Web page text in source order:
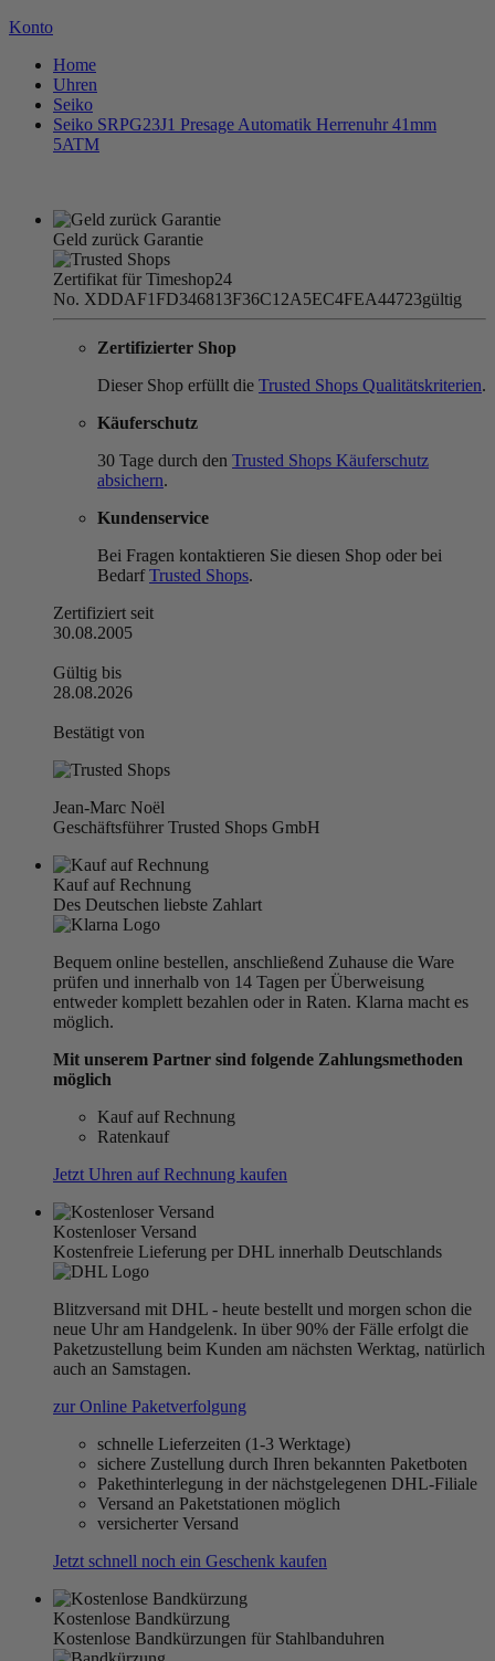
Konto
Home
Uhren
Seiko
Seiko SRPG23J1 Presage Automatik Herrenuhr 41mm
5ATM
Geld zurück Garantie
Zertifikat für Timeshop24
No. XDDAF1FD346813F36C12A5EC4FEA44723gültig
Zertifizierter Shop
Dieser Shop erfüllt die Trusted Shops Qualitätskriterien.
Käuferschutz
30 Tage durch den Trusted Shops Käuferschutz
absichern.
Kundenservice
Bei Fragen kontaktieren Sie diesen Shop oder bei
BedarfTrusted Shops.
Zertifiziert seit
30.08.2005
Gültig bis
28.08.2026
Bestätigt von
Jean-Marc Noël
Geschäftsführer Trusted Shops GmbH
Kauf auf Rechnung
Des Deutschen liebste Zahlart
Bequem online bestellen, anschließend Zuhause die Ware
prüfen und innerhalb von 14 Tagen per Überweisung
entweder komplett bezahlen oder in Raten. Klarna macht es
möglich.
Mit unserem Partner sind folgende Zahlungsmethoden
möglich
Kauf auf Rechnung
Ratenkauf
Jetzt Uhren auf Rechnung kaufen
Kostenloser Versand
Kostenfreie Lieferung per DHL innerhalb Deutschlands
Blitzversand mit DHL - heute bestellt und morgen schon die
neue Uhr am Handgelenk. In über 90% der Fälle erfolgt die
Paketzustellung beim Kunden am nächsten Werktag, natürlich
auch an Samstagen.
zur Online Paketverfolgung
schnelle Lieferzeiten (1-3 Werktage)
sichere Zustellung durch Ihren bekannten Paketboten
Pakethinterlegung in der nächstgelegenen DHL-Filiale
Versand an Paketstationen möglich
versicherter Versand
Jetzt schnell noch ein Geschenk kaufen
Kostenlose Bandkürzung
Kostenlose Bandkürzungen für Stahlbanduhren